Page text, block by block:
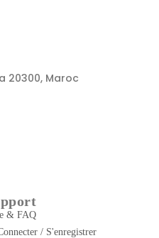
20300, Maroc
& FAQ
/ S'enregistrer